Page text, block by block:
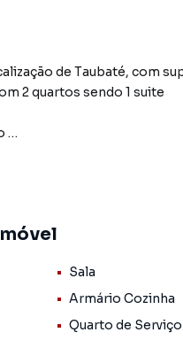
de Taubaté, com
2 quartos sendo 1 suite
região valorizada do
deseja mais
telefone (12) 99627-0879.
Sala
Armário Cozinha
Quarto de Serviço